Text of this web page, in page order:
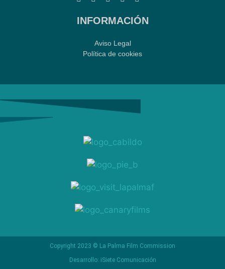
INFORMACIÓN
Aviso Legal
Política de cookies
Copyright 2023 © La Palma Film Commission
Desarrollo: iSiete Comunicación